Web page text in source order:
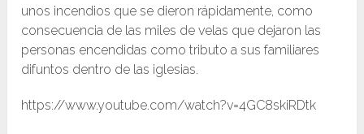
unos incendios que se dieron rápidamente, como
consecuencia de las miles de velas que dejaron las
personas encendidas como tributo a sus familiares
difuntos dentro de las iglesias.
https://www.youtube.com/watch?v=4GC8skiRDtk